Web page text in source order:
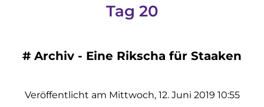
Tag 20
# Archiv - Eine Rikscha für Staaken
Veröffentlicht am Mittwoch, 12. Juni 2019 10:55